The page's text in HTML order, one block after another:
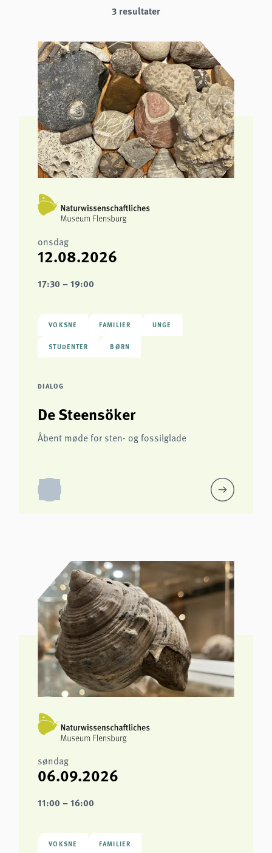
3 resultater
onsdag
12.08.2026
17:30 – 19:00
VOKSNE FAMILIER UNGE
STUDENTER BØRN
DIALOG
De Steensöker
Åbent møde for sten- og fossilglade
søndag
06.09.2026
11:00 – 16:00
VOKSNE FAMILIER
Vi bruger Matomo til anonym analyse af vores hjemmeside for at forbedre vores
analytics
Provider:
Matomo